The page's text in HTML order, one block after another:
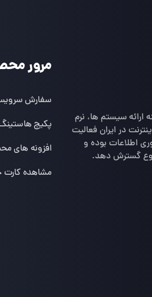
ارائه سیستم ها، نرم
در ایران فعالیت
اطلاعات بوده و
گسترش دهد.
مرور
سفارش
پکیج
افزونه های
مشاهده کارت